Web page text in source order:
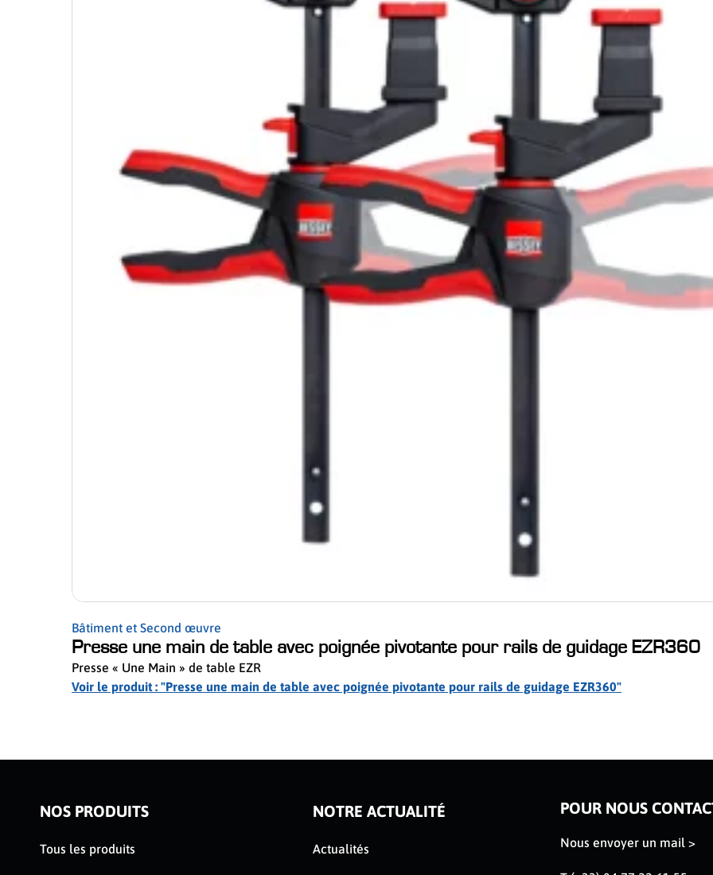
Bâtiment et Second œuvre
Presse une main de table avec poignée pivotante pour rails de guidage EZR360
Presse « Une Main » de table EZR
Voir le produit : "Presse une main de table avec poignée pivotante pour rails de guidage EZR360"
le slider de publications
NOS PRODUITS
Tous les produits
NOTRE ACTUALITÉ
Actualités
POUR NOUS
Nous envoyer un mail >